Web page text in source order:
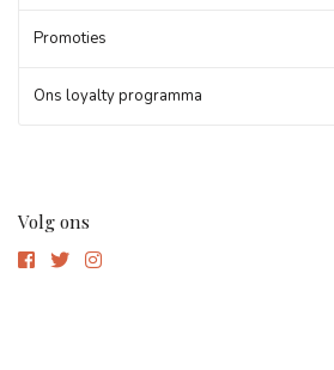
Promoties
Ons loyalty programma
Volg ons